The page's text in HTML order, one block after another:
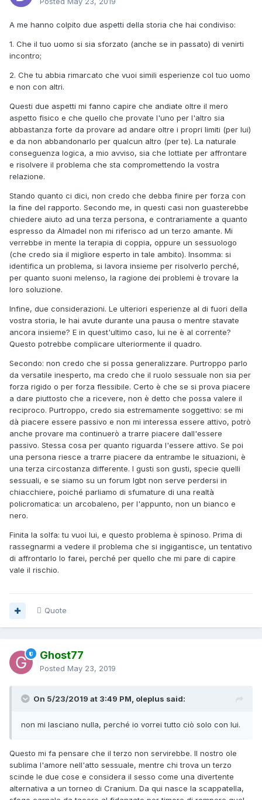
A me hanno colpito due aspetti della storia che hai condiviso:
1. Che il tuo uomo si sia sforzato (anche se in passato) di venirti
incontro;
2. Che tu abbia rimarcato che vuoi simili esperienze col tuo uomo
e non con altri.
Questi due aspetti mi fanno capire che andiate oltre il mero
aspetto fisico e che quello che provate l'uno per l'altro sia
abbastanza forte da provare ad andare oltre i propri limiti (per lui)
e da non abbandonarlo per qualcun altro (per te). La naturale
conseguenza logica, a mio avviso, sia che lottiate per affrontare
e risolvere il problema che sta compromettendo la vostra
relazione.
Stando quanto ci dici, non credo che debba finire per forza con
la fine del rapporto. Secondo me, in questi casi non guasterebbe
chiedere aiuto ad una terza persona, e contrariamente a quanto
espresso da Almadel non mi riferisco ad un terzo amante. Mi
verrebbe in mente la terapia di coppia, oppure un sessuologo
(che credo sia il migliore esperto in tale ambito). Insomma: si
identifica un problema, si lavora insieme per risolverlo perché,
per quanto suoni melenso, la ragione dei problemi è trovare la
loro soluzione.
Infine, due considerazioni. Le ulteriori esperienze al di fuori della
vostra storia, le hai avute durante una pausa o mentre stavate
ancora insieme? E in quest'ultimo caso, lui ne è al corrente?
Questo potrebbe complicare ulteriormente il quadro.
Secondo: non credo che si possa generalizzare. Purtroppo parlo
da versatile inesperto, ma credo che il ruolo sessuale non sia per
forza rigido o per forza flessibile. Certo è che se si prova piacere
a dare piuttosto che a ricevere, non è detto che possa valere il
reciproco. Purtroppo, credo sia estremamente soggettivo: se mi
dà piacere essere passivo e non mi interessa essere attivo, potrò
anche provare ma continuerò a trarre piacere dall'essere
passivo. Stessa cosa per quanto riguarda l'essere attivo. Se poi
una persona riesce a trarre piacere da entrambe le situazioni, è
una terza circostanza differente. I gusti son gusti, specie quelli
sessuali, e se siamo su un forum lgbt non serve perdersi in
chiacchiere, poiché parliamo di sfumature di una realtà
policromatica: un arcobaleno, per l'appunto, non un bianco e
nero.
Finita la solfa: tu vuoi lui, e questo problema è spinoso. Prima di
rassegnarmi a vedere il problema che si ingigantisce, un tentativo
di affrontarlo lo farei, perché per quello che mi pare di capire
vale il rischio.
Quote
Ghost77
Posted May 23, 2019
On 5/23/2019 at 3:49 PM, oleplus said:
non mi lasciano nulla, perché io vorrei tutto ciò solo con lui.
Questo mi fa pensare che il terzo non servirebbe. Il nostro ole
sublima l'amore nell'atto sessuale, mentre chi trova un terzo
scinde le due cose e considera il sesso come una divertente
alternativa a un torneo di Cranium. Da qui nasce la scappatella,